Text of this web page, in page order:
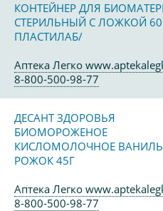
КОНТЕЙНЕР ДЛЯ
СТЕРИЛЬНЫЙ С ЛОЖКОЙ
ПЛАСТИЛАБ/
Аптека Легко
8-800-500-98-77
ДЕСАНТ ЗДОРОВЬЯ
БИОМОРОЖЕНОЕ
КИСЛОМОЛОЧНОЕ
РОЖОК 45Г
Аптека Легко
8-800-500-98-77